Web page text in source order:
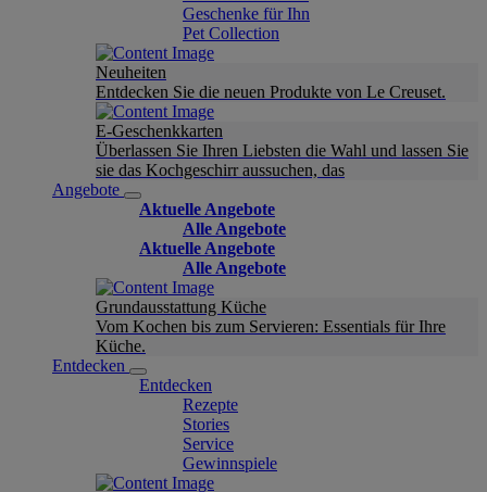
Geschenke für Ihn
Pet Collection
Neuheiten
Entdecken Sie die neuen Produkte von Le Creuset.
E-Geschenkkarten
Überlassen Sie Ihren Liebsten die Wahl und lassen Sie
sie das Kochgeschirr aussuchen, das
Angebote
Aktuelle Angebote
Alle Angebote
Aktuelle Angebote
Alle Angebote
Grundausstattung Küche
Vom Kochen bis zum Servieren: Essentials für Ihre
Küche.
Entdecken
Entdecken
Rezepte
Stories
Service
Gewinnspiele